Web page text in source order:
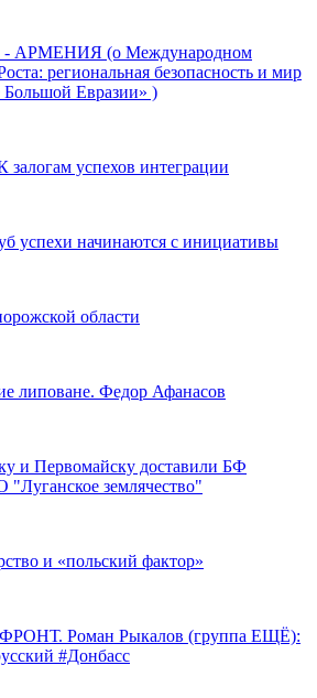
АРМЕНИЯ (о Международном
региональная безопасность и мир
Большой Евразии» )
успехов интеграции
успехи начинаются с инициативы
области
липоване. Федор Афанасов
и Первомайску доставили БФ
землячество"
и «польский фактор»
Роман Рыкалов (группа ЕЩЁ):
#Донбасс